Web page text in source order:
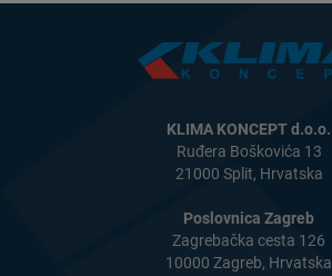
KLIMA KONCEPT d.o.o.
Ruđera Boškovića 13
21000 Split, Hrvatska
Poslovnica Zagreb
Zagrebačka cesta 126
10000 Zagreb, Hrvatska